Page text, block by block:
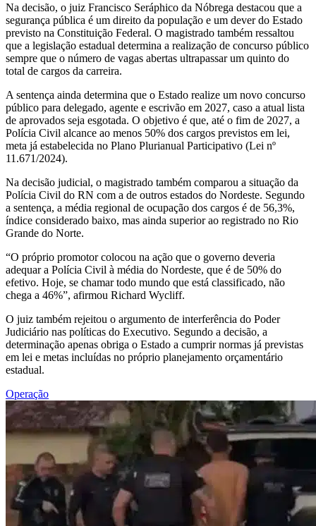
Na decisão, o juiz Francisco Seráphico da Nóbrega destacou que a
segurança pública é um direito da população e um dever do Estado
previsto na Constituição Federal. O magistrado também ressaltou
que a legislação estadual determina a realização de concurso público
sempre que o número de vagas abertas ultrapassar um quinto do
total de cargos da carreira.
A sentença ainda determina que o Estado realize um novo concurso
público para delegado, agente e escrivão em 2027, caso a atual lista
de aprovados seja esgotada. O objetivo é que, até o fim de 2027, a
Polícia Civil alcance ao menos 50% dos cargos previstos em lei,
meta já estabelecida no Plano Plurianual Participativo (Lei nº
11.671/2024).
Na decisão judicial, o magistrado também comparou a situação da
Polícia Civil do RN com a de outros estados do Nordeste. Segundo
a sentença, a média regional de ocupação dos cargos é de 56,3%,
índice considerado baixo, mas ainda superior ao registrado no Rio
Grande do Norte.
“O próprio promotor colocou na ação que o governo deveria
adequar a Polícia Civil à média do Nordeste, que é de 50% do
efetivo. Hoje, se chamar todo mundo que está classificado, não
chega a 46%”, afirmou Richard Wycliff.
O juiz também rejeitou o argumento de interferência do Poder
Judiciário nas políticas do Executivo. Segundo a decisão, a
determinação apenas obriga o Estado a cumprir normas já previstas
em lei e metas incluídas no próprio planejamento orçamentário
estadual.
Operação